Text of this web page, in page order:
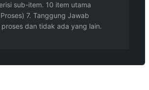
sub-item. 10 item utama
7. Tanggung Jawab
dan tidak ada yang lain.